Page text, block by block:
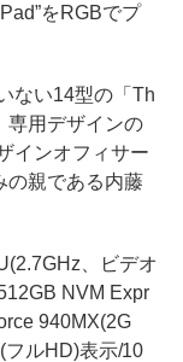
をRGBでプ
ない14型の「Th
専用デザインの
インオフィサー
の親である内藤
、ビデオ
NVM Expr
940MX(2G
フルHD)表示/10